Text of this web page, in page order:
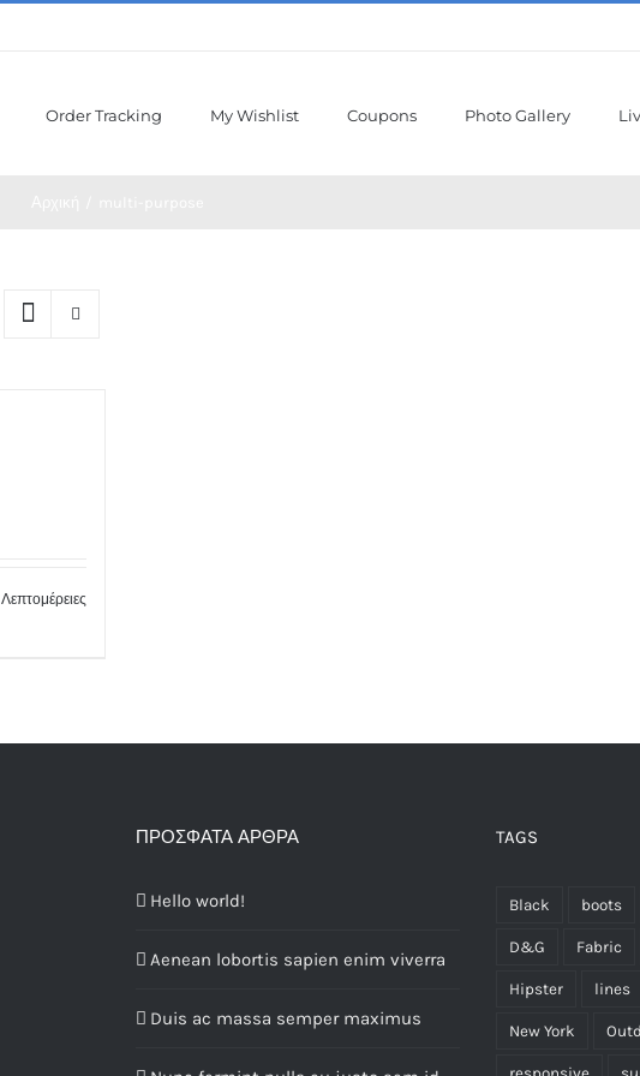
Order Tracking My Wishlist Coupons Photo Gallery
Λεπτομέρειες
ΠΡΌΣΦΑΤΑ ΆΡΘΡΑ
Hello world!
Aenean lobortis sapien enim viverra
Duis ac massa semper maximus
TAGS
Black boots
D&G Fabric
Hipster lines
New York